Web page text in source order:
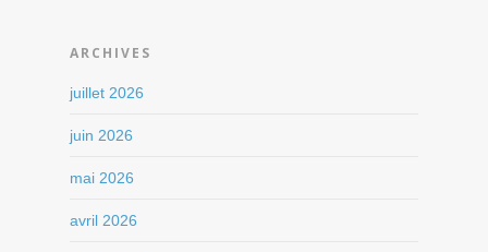
ARCHIVES
juillet 2026
juin 2026
mai 2026
avril 2026